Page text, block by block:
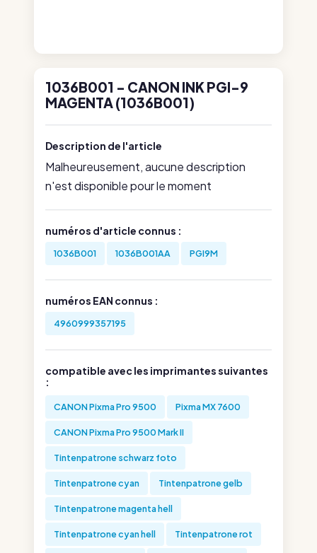
1036B001 - CANON INK PGI-9
MAGENTA (1036B001)
Description de l'article
Malheureusement, aucune description
n'est disponible pour le moment
numéros d'article connus :
1036B001 1036B001AA PGI9M
numéros EAN connus :
4960999357195
compatible avec les imprimantes suivantes
:
CANON Pixma Pro 9500 Pixma MX 7600
CANON Pixma Pro 9500 Mark II
Tintenpatrone schwarz foto
Tintenpatrone cyan Tintenpatrone gelb
Tintenpatrone magenta hell
Tintenpatrone cyan hell Tintenpatrone rot